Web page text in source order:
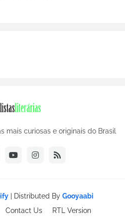
mais curiosas e originais do Brasil
| Distributed By Gooyaabi
Contact Us RTL Version